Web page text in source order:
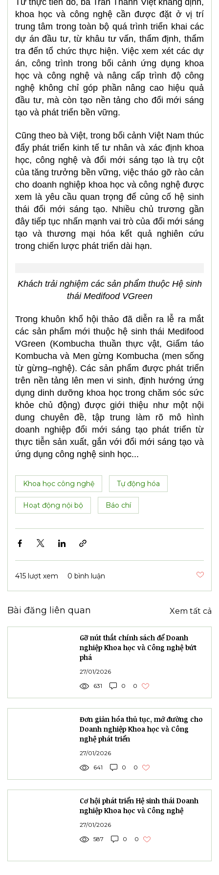
thời mở ra dư địa phát triển dài hạn. Tuy nhiên,
từ góc nhìn doanh nghiệp, quá trình triển khai
vẫn gặp nhiều rào cản, bao gồm việc thiếu
thông tin chính thức, khó khăn trong việc chuẩn
bị hồ sơ khoa học chuyên sâu, hạn chế về
nguồn lực cho hoạt động nghiên cứu và phát
triển, cũng như năng lực hấp thụ và triển khai
công nghệ trong doanh nghiệp
khoa học và công nghệ cần được đặt ở vị trí
trung tâm trong toàn bộ quá trình triển khai các
dự án đầu tư, từ khâu tư vấn, thẩm định, thẩm
tra đến tổ chức thực hiện. Việc xem xét các dự
án, công trình trong bối cảnh ứng dụng khoa
học và công nghệ và nâng cấp trình độ công
nghệ không chỉ góp phần nâng cao hiệu quả
đầu tư, mà còn tạo nền tảng cho đổi mới sáng
tạo và phát triển bền vững.
học, công nghệ và đổi mới sáng tạo là trụ cột
của tăng trưởng bền vững, việc tháo gỡ rào cản
xem là yêu cầu quan trọng để củng cố hệ sinh
thái đổi mới sáng tạo. Nhiều chủ trương gần
đây tiếp tục nhấn mạnh vai trò của đổi mới sáng
tạo và thương mại hóa kết quả nghiên cứu
trong chiến lược phát triển dài hạn.
Khách trải nghiệm các sản phẩm thuộc Hệ sinh
thái Medifood VGreen
Trong khuôn khổ hội thảo đã diễn ra lễ ra mắt
các sản phẩm mới thuộc hệ sinh thái Medifood
Kombucha và Men gừng Kombucha (men sống
từ gừng–nghệ). Các sản phẩm được phát triển
trên nền tảng lên men vi sinh, định hướng ứng
dụng dinh dưỡng khoa học trong chăm sóc sức
dung chuyên đề, tập trung làm rõ mô hình
doanh nghiệp đổi mới sáng tạo phát triển từ
thực tiễn sản xuất, gắn với đổi mới sáng tạo và
ứng dụng công nghệ sinh học...
Hoạt động nội bộ Báo chí
415 lượt xem 0 bình luận
Bài đăng liên quan Xem tất cả
Gỡ nút thắt chính sách để Doanh
nghiệp Khoa học và Công nghệ bứt
phá
27/01/2026
631
0
Đơn giản hóa thủ tục, mở đường cho
nghệ phát triển